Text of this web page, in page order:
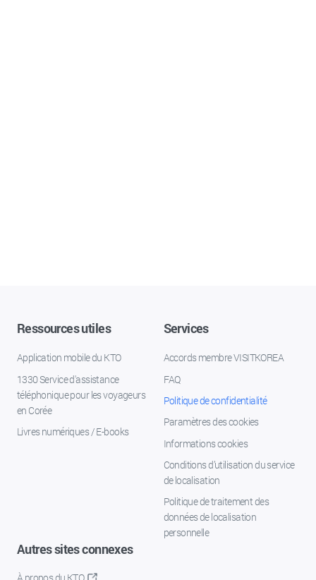
Ressources utiles
Application mobile du KTO
1330 Service d'assistance
téléphonique pour les voyageurs
en Corée
Livres numériques / E-books
Services
Accords membre VISITKOREA
FAQ
Politique de confidentialité
Paramètres des cookies
Informations cookies
Conditions d’utilisation du service
de localisation
Politique de traitement des
données de localisation
personnelle
Autres sites connexes